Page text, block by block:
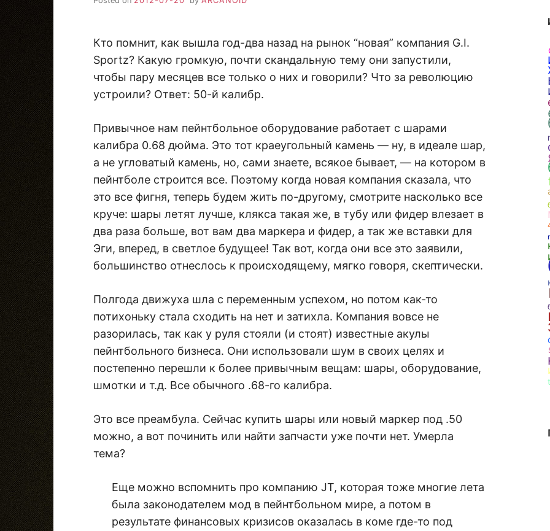
Кто помнит, как вышла год-два назад на рынок “новая” компания G.I.
Sportz? Какую громкую, почти скандальную тему они запустили,
чтобы пару месяцев все только о них и говорили? Что за революцию
устроили? Ответ: 50-й калибр.
Привычное нам пейнтбольное оборудование работает с шарами
калибра 0.68 дюйма. Это тот краеугольный камень — ну, в идеале шар,
а не угловатый камень, но, сами знаете, всякое бывает, — на котором в
пейнтболе строится все. Поэтому когда новая компания сказала, что
это все фигня, теперь будем жить по-другому, смотрите насколько все
круче: шары летят лучше, клякса такая же, в тубу или фидер влезает в
два раза больше, вот вам два маркера и фидер, а так же вставки для
Эги, вперед, в светлое будущее! Так вот, когда они все это заявили,
большинство отнеслось к происходящему, мягко говоря, скептически.
Полгода движуха шла с переменным успехом, но потом как-то
потихоньку стала сходить на нет и затихла. Компания вовсе не
разорилась, так как у руля стояли (и стоят) известные акулы
пейнтбольного бизнеса. Они использовали шум в своих целях и
постепенно перешли к более привычным вещам: шары, оборудование,
шмотки и т.д. Все обычного .68-го калибра.
Это все преамбула. Сейчас купить шары или новый маркер под .50
можно, а вот починить или найти запчасти уже почти нет. Умерла
тема?
Еще можно вспомнить про компанию JT, которая тоже многие лета
была законодателем мод в пейнтбольном мире, а потом в
результате финансовых кризисов оказалась в коме где-то под